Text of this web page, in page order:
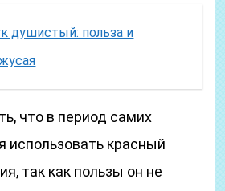
душистый: польза и
что в период самих
использовать красный
так как пользы он не